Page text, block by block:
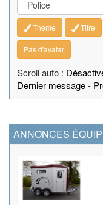
Theme Titre
Pas d'avatar
Scroll auto :
Dernier message-
ANNONCES